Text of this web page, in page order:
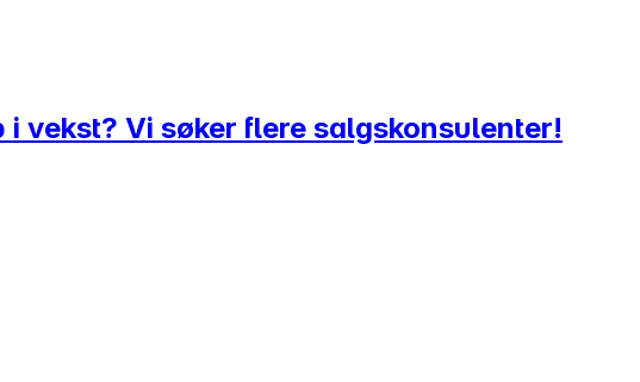
i vekst? Vi søker flere salgskonsulenter!